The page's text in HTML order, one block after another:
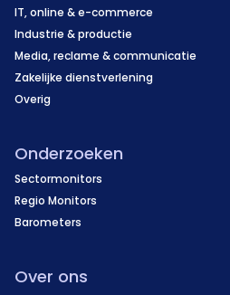
IT, online & e-commerce
Industrie & productie
Media, reclame & communicatie
Zakelijke dienstverlening
Overig
Onderzoeken
Sectormonitors
Regio Monitors
Barometers
Over ons